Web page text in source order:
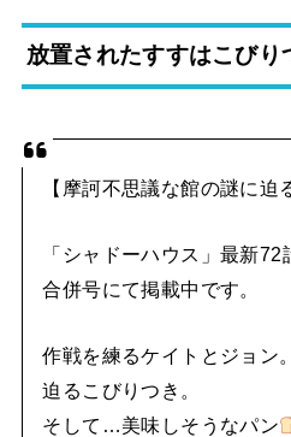
放置されたすすはこびり
【摩訶不思議な館の謎に迫
「シャドーハウス」最新
合併号にて掲載中です。
作戦を練るケイトとジョン。
迫るこびりつき。
そして…美味しそうなパン